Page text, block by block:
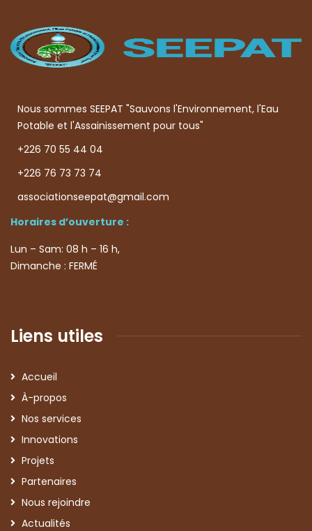
Nous sommes SEEPAT "Sauvons l'Environnement, l'Eau
Potable et l'Assainissement pour tous"
+226 70 55 44 04
+226 76 73 73 74
associationseepat@gmail.com
Horaires d’ouverture :
Lun – Sam: 08 h – 16 h,
Dimanche : FERMÉ
Liens utiles
Accueil
À-propos
Nos services
Innovations
Projets
Partenaires
Nous rejoindre
Actualités